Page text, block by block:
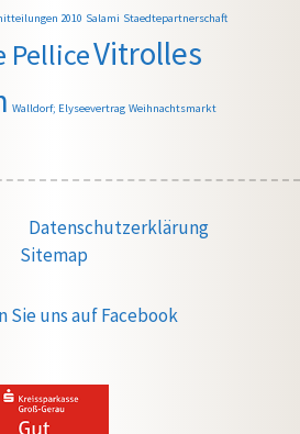
2010 Salami Staedtepartnerschaft
PelliceVitrolles
Walldorf; Elyseevertrag Weihnachtsmarkt
Datenschutzerklärung
Sitemap
Sie uns auf Facebook